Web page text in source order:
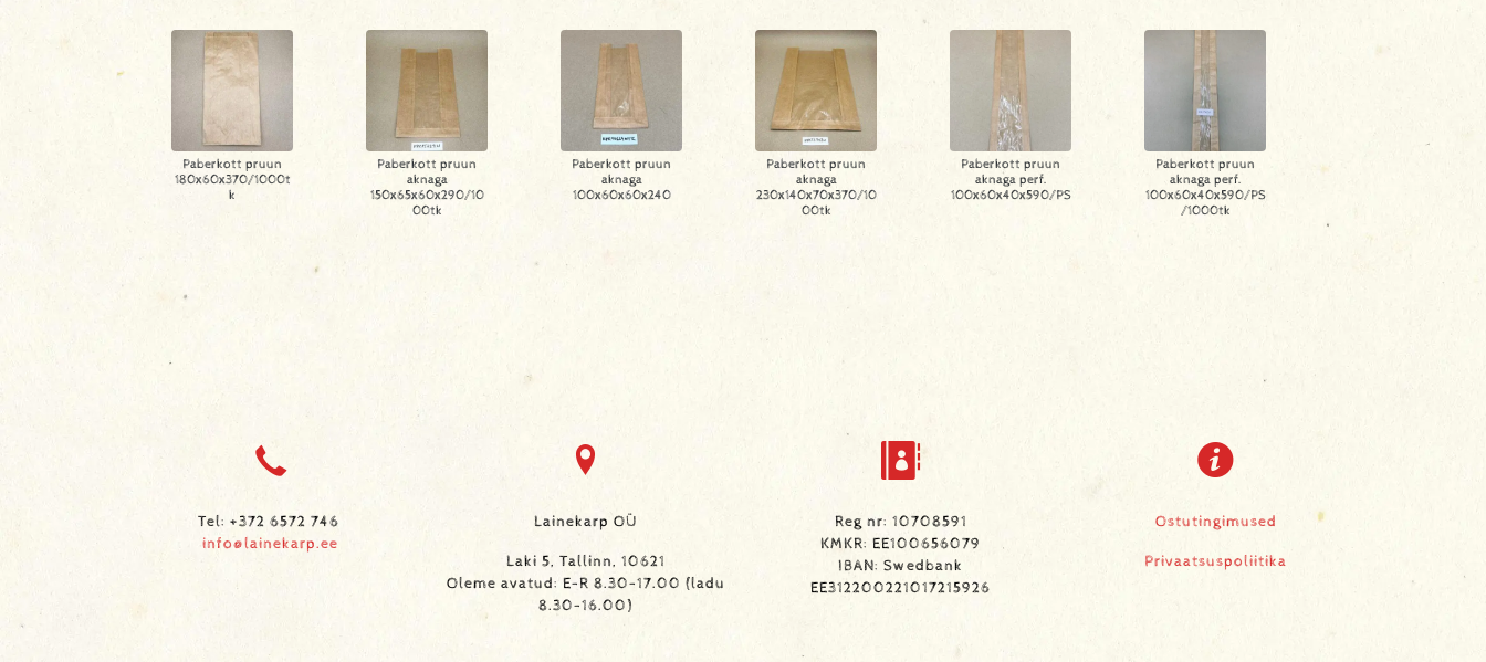
Paberkott pruun
180x60x370/1000t
k
Paberkott pruun
aknaga
150x65x60x290/10
00tk
Paberkott pruun
aknaga
100x60x60x240
Paberkott pruun
aknaga
230x140x70x370/10
00tk
Paberkott pruun
aknaga perf.
100x60x40x590/PS
Paberkott pruun
aknaga perf.
100x60x40x590/PS
/1000tk
Tel: +372 6572 746
info@lainekarp.ee
Lainekarp OÜ
Laki 5, Tallinn, 10621
Oleme avatud: E-R 8.30-17.00 (ladu
8.30-16.00)
Reg nr: 10708591
KMKR: EE100656079
IBAN: Swedbank
EE312200221017215926
Ostutingimused
Privaatsuspoliitika